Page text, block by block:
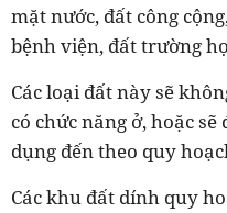
mặt nước, đất công
bệnh viện, đất trường
Các loại đất này sẽ
có chức năng ở, hoặc
dụng đến theo quy
Các khu đất dính quy